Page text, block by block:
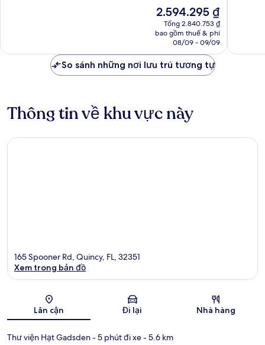
Giá
hiện
tại
2.594.295 ₫
2.594.295 ₫
Tổng 2.840.753 ₫
bao gồm thuế & phí
08/09 - 09/09
So sánh những nơi lưu trú tương tự
Thông tin về khu vực này
Bản đồ
165 Spooner Rd, Quincy, FL, 32351
Xem trong bản đồ
Lân cận Đi lại Nhà hàng
Thư viện Hạt Gadsden- 5 phút đi xe- 5.6 km